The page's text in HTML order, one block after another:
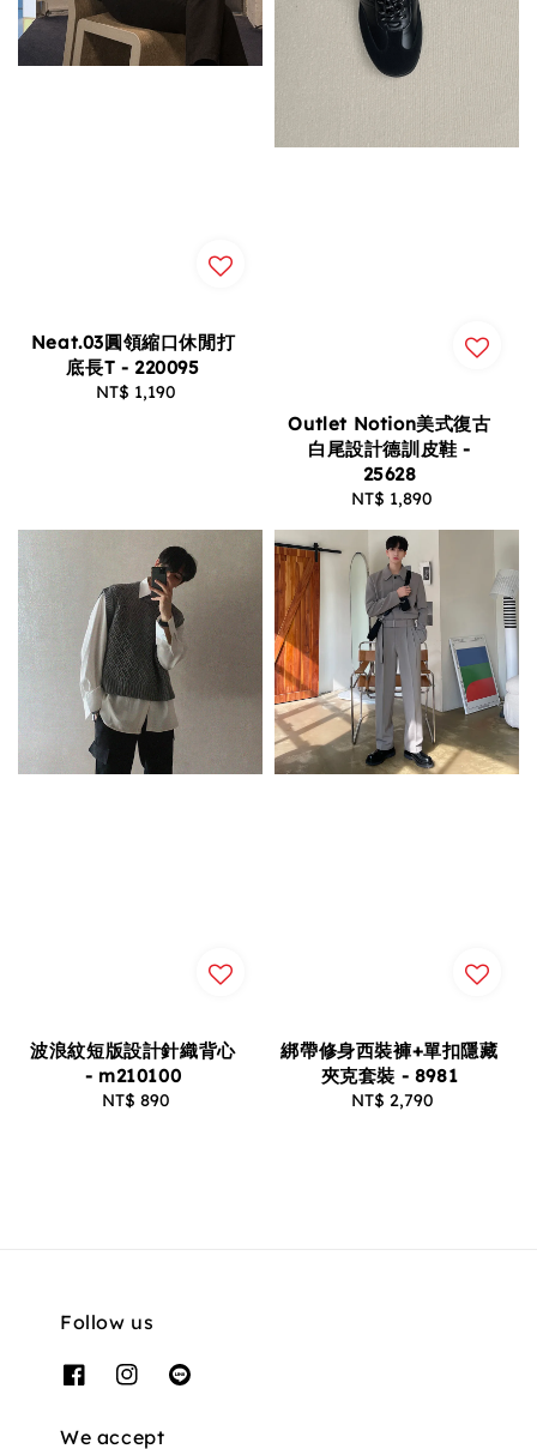
Neat.03圓領縮口休閒打
底長T - 220095
Regular
NT$ 1,190
Outlet Notion美式復古
白尾設計德訓皮鞋 -
25628
Regular
NT$ 1,890
波浪紋短版設計針織背心
- m210100
Regular
NT$ 890
綁帶修身西裝褲+單扣隱藏
夾克套裝 - 8981
Regular
NT$ 2,790
Follow us
We accept